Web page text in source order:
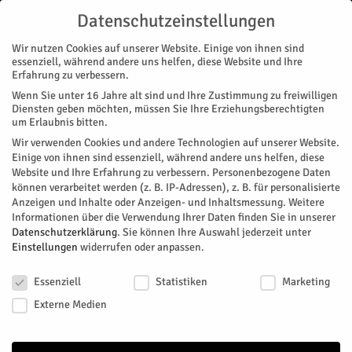
Start
« Alle Veranstaltungen
Diese Veranstaltung hat bereits stattgefunden.
„Viola Con Fuoco“ –
Kammerkonzert
Facebook
Datenschutzeinstellungen
Wir nutzen Cookies auf unserer Website. Einige von ihnen sind
essenziell, während andere uns helfen, diese Website und Ihre
Erfahrung zu verbessern.
Wenn Sie unter 16 Jahre alt sind und Ihre Zustimmung zu freiwilligen
Diensten geben möchten, müssen Sie Ihre Erziehungsberechtigten
um Erlaubnis bitten.
Wir verwenden Cookies und andere Technologien auf unserer Website.
Einige von ihnen sind essenziell, während andere uns helfen, diese
Website und Ihre Erfahrung zu verbessern. Personenbezogene Daten
können verarbeitet werden (z. B. IP-Adressen), z. B. für personalisierte
Anzeigen und Inhalte oder Anzeigen- und Inhaltsmessung. Weitere
Informationen über die Verwendung Ihrer Daten finden Sie in unserer
Datenschutzerklärung. Sie können Ihre Auswahl jederzeit unter
Einstellungen widerrufen oder anpassen.
Essenziell
Statistiken
Marketing
Externe Medien